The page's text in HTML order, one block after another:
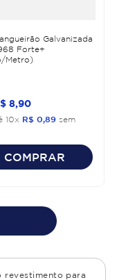
Galvanizada
Forte+
Metro)
8 90
10x R$ 0 89 sem
COMPRAR
revestimento para